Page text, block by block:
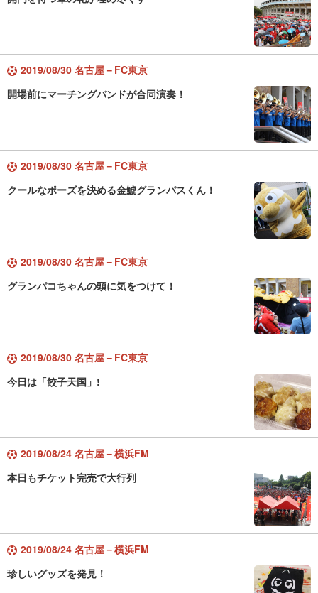
2019/08/30 名古屋－FC東京
開場前にマーチングバンドが合同演奏！
2019/08/30 名古屋－FC東京
クールなポーズを決める金鯱グランパスくん！
2019/08/30 名古屋－FC東京
グランパコちゃんの頭に気をつけて！
2019/08/30 名古屋－FC東京
今日は「餃子天国」!
2019/08/24 名古屋－横浜FM
本日もチケット完売で大行列
2019/08/24 名古屋－横浜FM
珍しいグッズを発見！